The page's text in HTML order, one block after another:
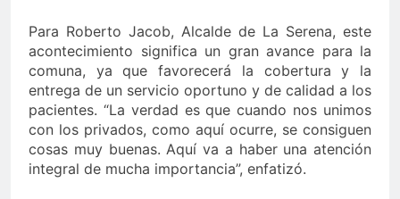
Para Roberto Jacob, Alcalde de La Serena, este
acontecimiento significa un gran avance para la
comuna, ya que favorecerá la cobertura y la
entrega de un servicio oportuno y de calidad a los
pacientes. “La verdad es que cuando nos unimos
con los privados, como aquí ocurre, se consiguen
cosas muy buenas. Aquí va a haber una atención
integral de mucha importancia”, enfatizó.